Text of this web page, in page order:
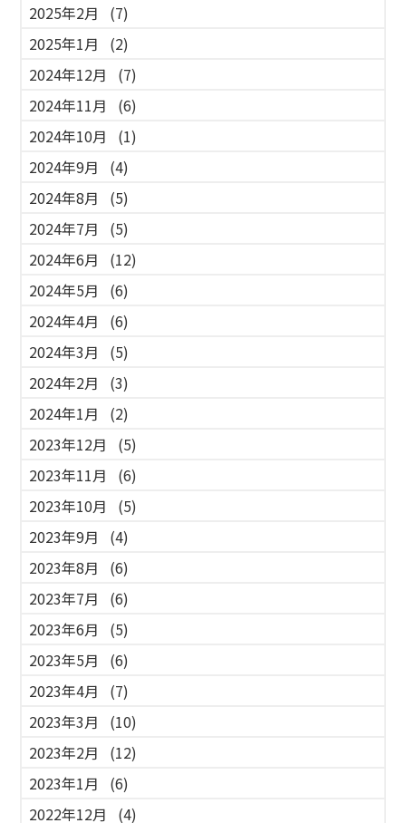
2025年2月
(7)
2025年1月
(2)
2024年12月
(7)
2024年11月
(6)
2024年10月
(1)
2024年9月
(4)
2024年8月
(5)
2024年7月
(5)
2024年6月
(12)
2024年5月
(6)
2024年4月
(6)
2024年3月
(5)
2024年2月
(3)
2024年1月
(2)
2023年12月
(5)
2023年11月
(6)
2023年10月
(5)
2023年9月
(4)
2023年8月
(6)
2023年7月
(6)
2023年6月
(5)
2023年5月
(6)
2023年4月
(7)
2023年3月
(10)
2023年2月
(12)
2023年1月
(6)
2022年12月
(4)